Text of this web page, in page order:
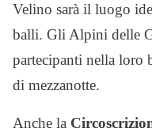
Velino sarà il luogo
balli. Gli Alpini delle
partecipanti nella loro
di mezzanotte.
Anche la